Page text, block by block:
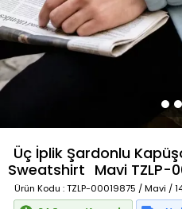
Üç İplik Şardonlu
Sweatshirt Mavi TZLP-
Ürün Kodu : TZLP-00019875 / Mavi /